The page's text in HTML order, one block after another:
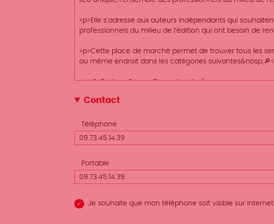
Contact
Téléphone
Portable
Je souhaite que mon téléphone soit visible sur internet